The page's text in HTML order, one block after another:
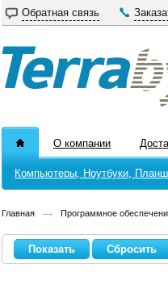
Обратная связь
О компании
Компьютеры, Ноутбуки,
Главная Программное